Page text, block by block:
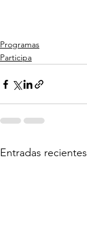
Programas
Participa
Entradas recientes